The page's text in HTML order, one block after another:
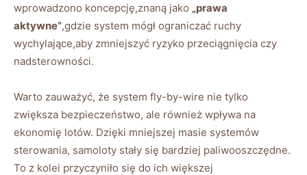
wprowadzono ⁣koncepcję,znaną jako „prawa
aktywne”,gdzie system mógł⁢ ograniczać ⁣ruchy
wychylające,aby zmniejszyć ryzyko przeciągnięcia czy
nadsterowności.
Warto zauważyć, że‍ system fly-by-wire⁤ nie tylko
zwiększa bezpieczeństwo, ale‍ również wpływa‍ na
ekonomię ⁤lotów. Dzięki mniejszej masie systemów
sterowania, samoloty stały​ się bardziej ‍paliwooszczędne.
To z kolei przyczyniło się do‌ ich większej